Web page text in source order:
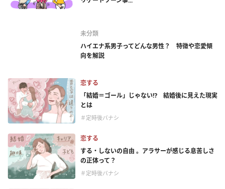
未分類
ハイエナ系男子ってどんな男性？ 特徴や恋愛傾
向を解説
恋する
「結婚＝ゴール」じゃない⁉ 結婚後に見えた現実
とは
＃定時後バナシ
恋する
する・しないの自由 。アラサーが感じる息苦しさ
の正体って？
＃定時後バナシ